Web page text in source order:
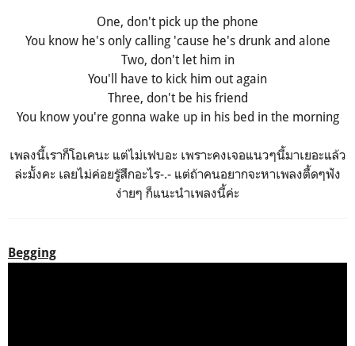
One, don't pick up the phone
You know he's only calling 'cause he's drunk and alone
Two, don't let him in
You'll have to kick him out again
Three, don't be his friend
You know you're gonna wake up in his bed in the morning
เพลงนี้เราก็โอเคนะ แต่ไม่เฟบอะ เพราะคงเจอแนวๆนี้มาเยอะแล้ว
ล่ะมั้งคะ เลยไม่ค่อยรู้สึกอะไร-.- แต่ถ้าคนอยากจะหาเพลงตื้ดๆฟัง
ง่ายๆ ก็แนะนำเพลงนี้ค่ะ
Begging